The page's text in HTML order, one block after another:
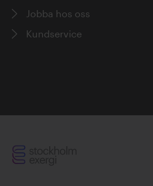
Jobba hos oss
Kundservice